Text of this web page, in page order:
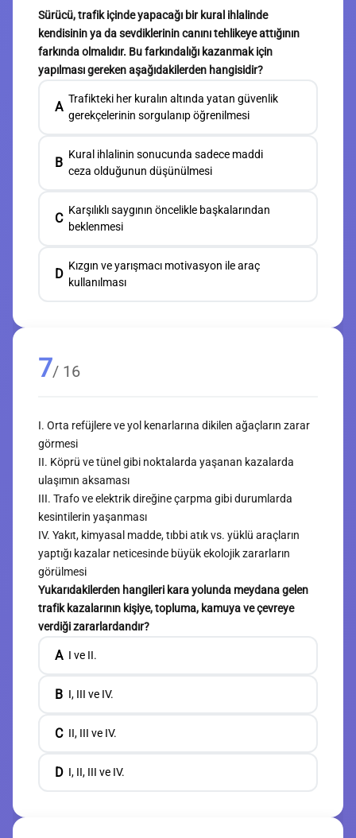
Sürücü, trafik içinde yapacağı bir kural ihlalinde
kendisinin ya da sevdiklerinin canını tehlikeye attığının
farkında olmalıdır. Bu farkındalığı kazanmak için
yapılması gereken aşağıdakilerden hangisidir?
A
Trafikteki her kuralın altında yatan güvenlik
gerekçelerinin sorgulanıp öğrenilmesi
B
Kural ihlalinin sonucunda sadece maddi
ceza olduğunun düşünülmesi
C
Karşılıklı saygının öncelikle başkalarından
beklenmesi
D
Kızgın ve yarışmacı motivasyon ile araç
kullanılması
7/ 16
I. Orta refüjlere ve yol kenarlarına dikilen ağaçların zarar
görmesi
II. Köprü ve tünel gibi noktalarda yaşanan kazalarda
ulaşımın aksaması
III. Trafo ve elektrik direğine çarpma gibi durumlarda
kesintilerin yaşanması
IV. Yakıt, kimyasal madde, tıbbi atık vs. yüklü araçların
yaptığı kazalar neticesinde büyük ekolojik zararların
görülmesi
Yukarıdakilerden hangileri kara yolunda meydana gelen
trafik kazalarının kişiye, topluma, kamuya ve çevreye
verdiği zararlardandır?
A I ve II.
B I, III ve IV.
C II, III ve IV.
D I, II, III ve IV.